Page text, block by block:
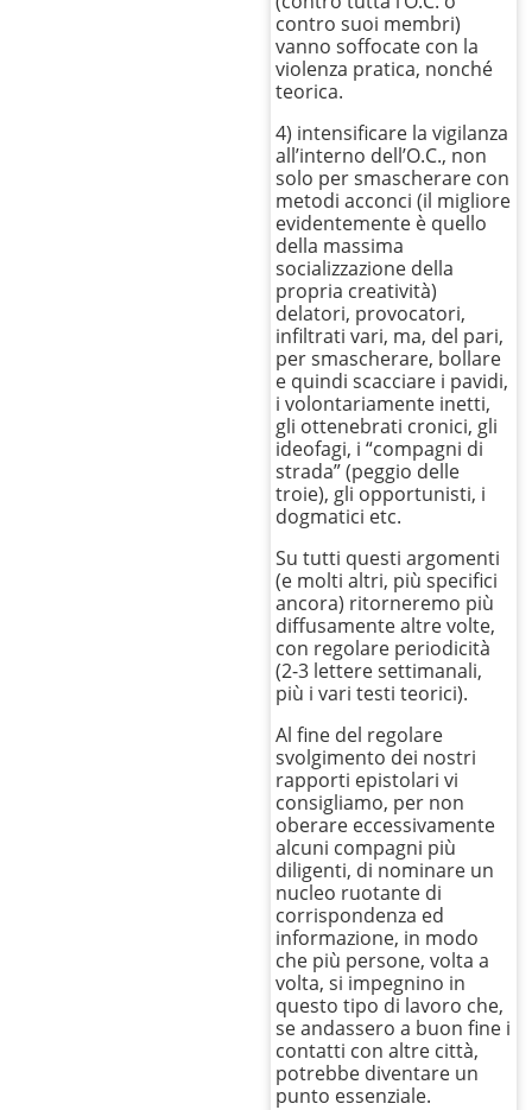
contro suoi membri)
vanno soffocate con la
violenza pratica, nonché
teorica.
4) intensificare la vigilanza
all’interno dell’O.C., non
solo per smascherare con
metodi acconci (il migliore
evidentemente è quello
della massima
socializzazione della
propria creatività)
delatori, provocatori,
infiltrati vari, ma, del pari,
per smascherare, bollare
e quindi scacciare i pavidi,
i volontariamente inetti,
gli ottenebrati cronici, gli
ideofagi, i “compagni di
strada” (peggio delle
troie), gli opportunisti, i
dogmatici etc.
Su tutti questi argomenti
(e molti altri, più specifici
ancora) ritorneremo più
diffusamente altre volte,
con regolare periodicità
(2-3 lettere settimanali,
più i vari testi teorici).
Al fine del regolare
svolgimento dei nostri
rapporti epistolari vi
consigliamo, per non
oberare eccessivamente
alcuni compagni più
diligenti, di nominare un
nucleo ruotante di
corrispondenza ed
informazione, in modo
che più persone, volta a
volta, si impegnino in
questo tipo di lavoro che,
se andassero a buon fine i
contatti con altre città,
potrebbe diventare un
punto essenziale.